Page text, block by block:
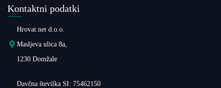
Kontaktni podatki
Hrovat.net d.o.o.
Masljeva ulica 8a,
1230 Domžale
Davčna številka SI: 75462150